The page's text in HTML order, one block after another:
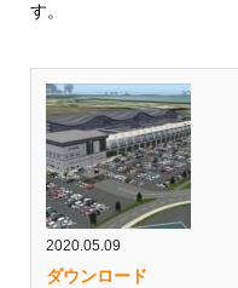
す。
2020.05.09
ダウンロード